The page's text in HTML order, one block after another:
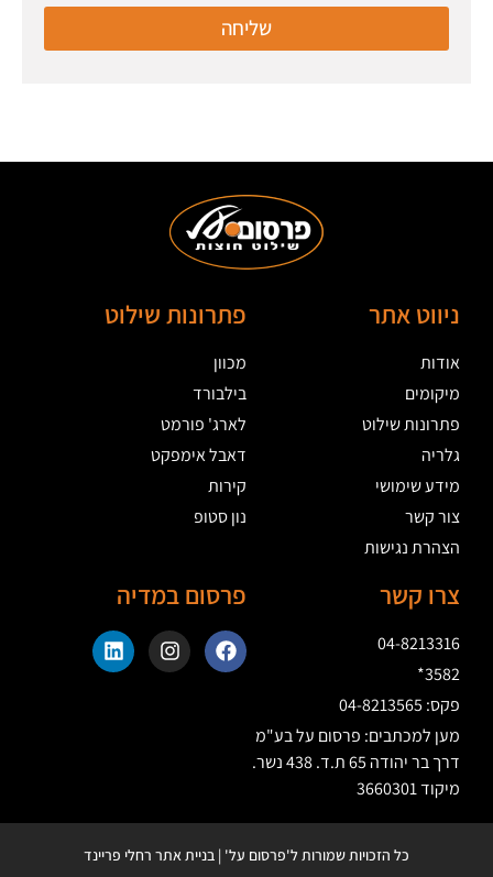
שליחה
ניווט אתר
אודות
מיקומים
פתרונות שילוט
גלריה
מידע שימושי
צור קשר
הצהרת נגישות
פתרונות שילוט
מכוון
בילבורד
לארג' פורמט
דאבל אימפקט
קירות
נון סטופ
צרו קשר
04-8213316
3582*
פקס: 04-8213565
מען למכתבים: פרסום על בע"מ
דרך בר יהודה 65 ת.ד. 438 נשר.
מיקוד 3660301
פרסום במדיה
כל הזכויות שמורות ל'פרסום על' | בניית אתר רחלי פריינד